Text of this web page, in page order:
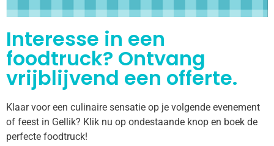
Interesse in een
foodtruck? Ontvang
vrijblijvend een offerte.
Klaar voor een culinaire sensatie op je volgende evenement
of feest in Gellik? Klik nu op ondestaande knop en boek de
perfecte foodtruck!